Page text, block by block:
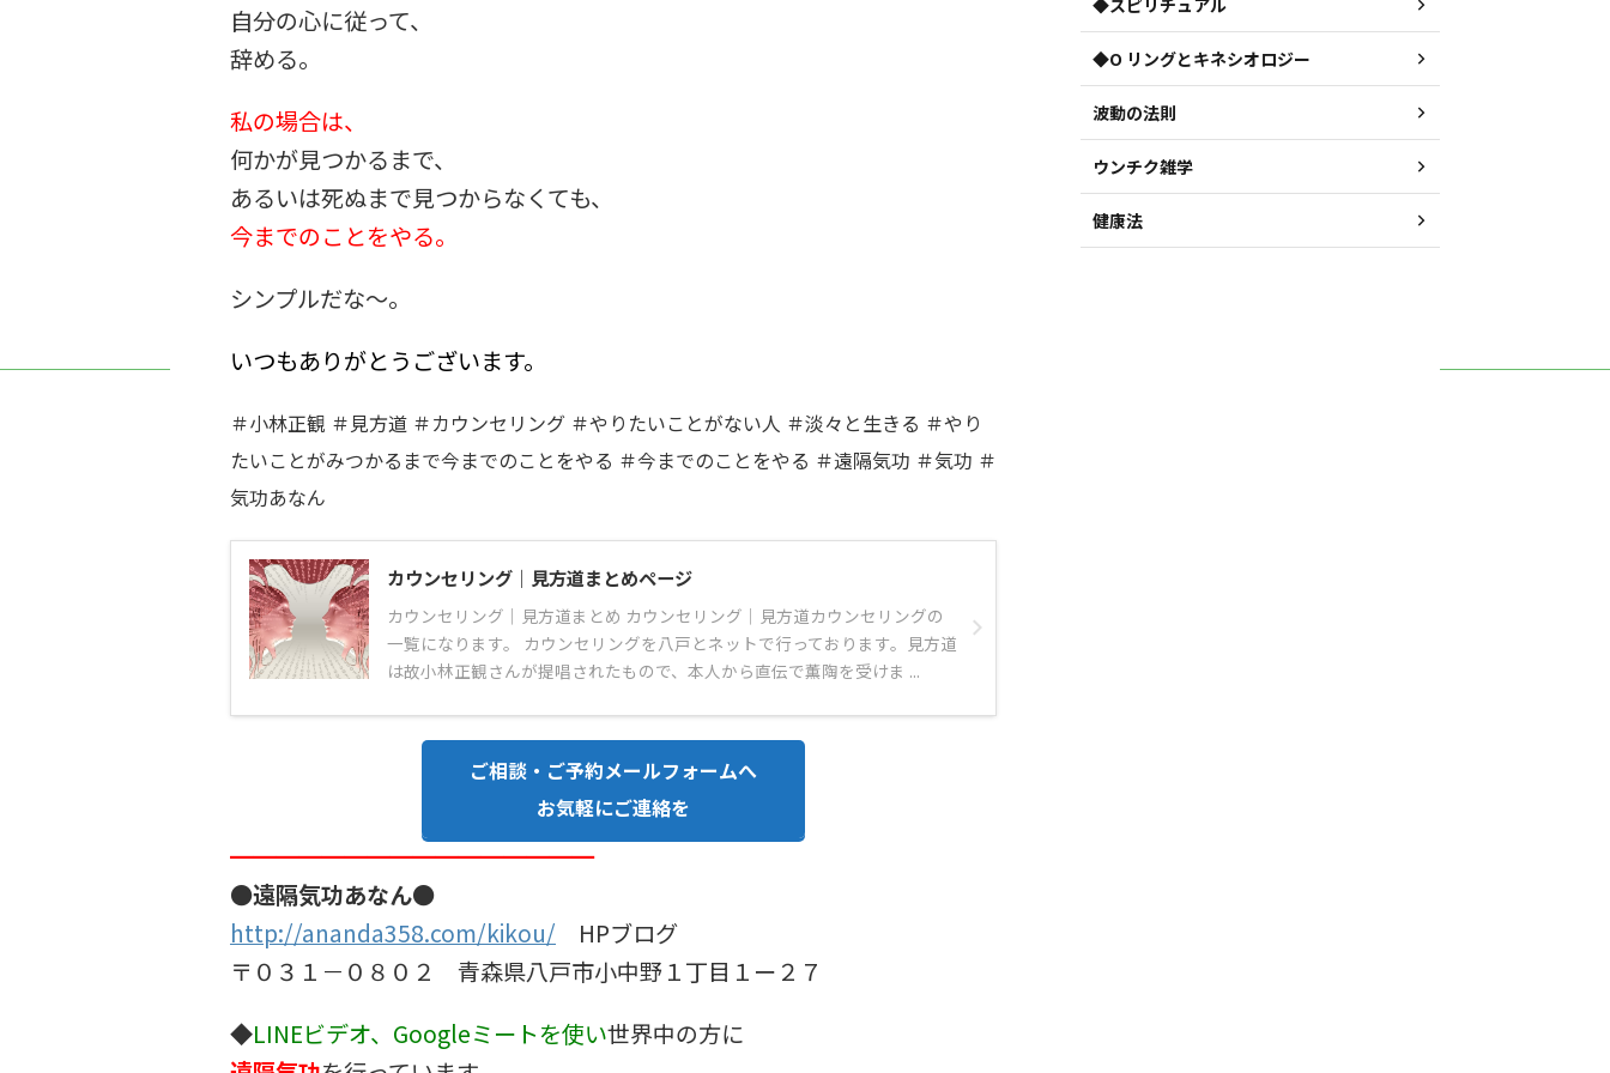
自分の心に従って、
辞める。
私の場合は、
何かが見つかるまで、
あるいは死ぬまで見つからなくても、
今までのことをやる。
シンプルだな～。
いつもありがとうございます。
＃小林正観 ＃見方道 ＃カウンセリング ＃やりたいことがない人 ＃淡々と生きる ＃やり
たいことがみつかるまで今までのことをやる ＃今までのことをやる ＃遠隔気功 ＃気功 ＃
気功あなん
カウンセリング｜見方道まとめページ
カウンセリング｜見方道まとめ カウンセリング｜見方道カウンセリングの
一覧になります。 カウンセリングを八戸とネットで行っております。見方道
は故小林正観さんが提唱されたもので、本人から直伝で薫陶を受けま ...
ご相談・ご予約メールフォームへ
お気軽にご連絡を
━━━━━━━━━━━━━━━━
●遠隔気功あなん●
http://ananda358.com/kikou/ HPブログ
〒０３１－０８０２ 青森県八戸市小中野１丁目１ー２７
◆LINEビデオ、Googleミートを使い世界中の方に
◆スピリチュアル
◆O リングとキネシオロジー
波動の法則
ウンチク雑学
健康法